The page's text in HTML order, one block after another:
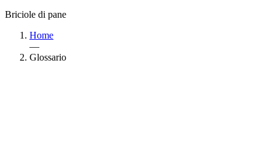
Briciole di pane
Home
—
Glossario